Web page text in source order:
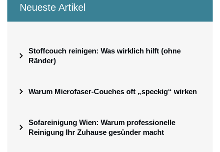
Neueste Artikel
Stoffcouch reinigen: Was wirklich hilft (ohne
Ränder)
Warum Microfaser-Couches oft „speckig“ wirken
Sofareinigung Wien: Warum professionelle
Reinigung Ihr Zuhause gesünder macht